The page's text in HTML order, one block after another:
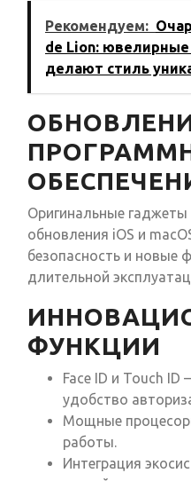
Рекомендуем:
de Lion:
делают стиль
Оригинальные
обновления iOS и
безопасность и новые
длительной
ФУНКЦИИ
Face ID и Touch
удобство
Мощные
работы.
Интеграция